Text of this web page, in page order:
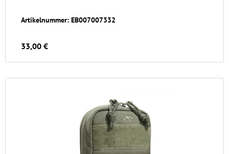
Artikelnummer: EB007007332
33,00 €